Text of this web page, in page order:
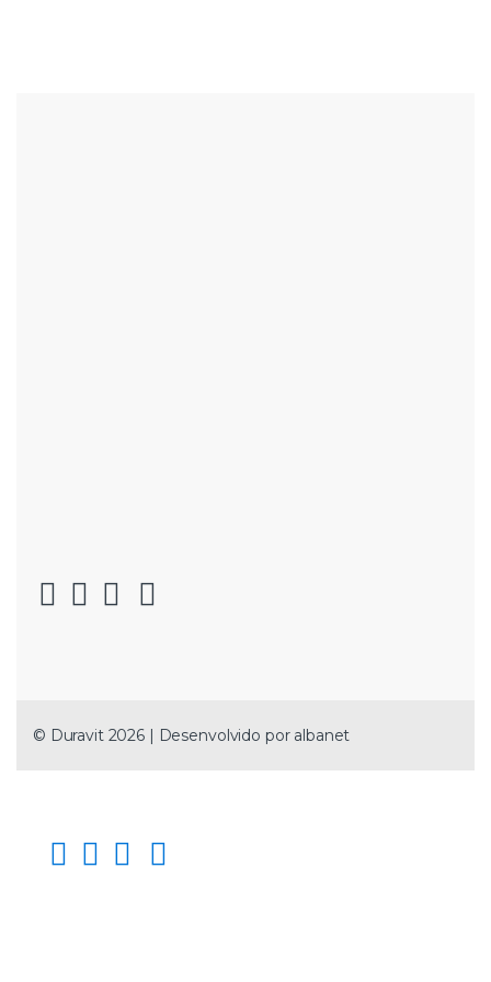
© Duravit 2026 | Desenvolvido por albanet